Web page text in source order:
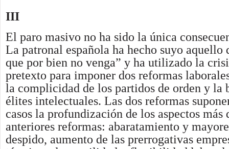
III
El paro masivo no ha sido la única
La patronal española ha hecho suyo aquello
que por bien no venga” y ha utilizado la
pretexto para imponer dos reformas
la complicidad de los partidos de orden y la
élites intelectuales. Las dos reformas
casos la profundización de los aspectos más
anteriores reformas: abaratamiento y
despido, aumento de las prerrogativas